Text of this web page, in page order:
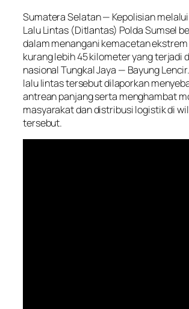
Sumatera Selatan — Kepolisian
Lalu Lintas (Ditlantas) Polda Sumsel
dalam menangani kemacetan
kurang lebih 45 kilometer yang terjadi
nasional Tungkal Jaya — Bayung
lalu lintas tersebut dilaporkan
antrean panjang serta menghambat
masyarakat dan distribusi logistik di
tersebut.